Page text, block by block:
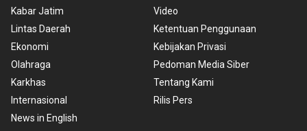
Kabar Jatim
Lintas Daerah
Ekonomi
Olahraga
Karkhas
Internasional
News in English
Video
Ketentuan Penggunaan
Kebijakan Privasi
Pedoman Media Siber
Tentang Kami
Rilis Pers